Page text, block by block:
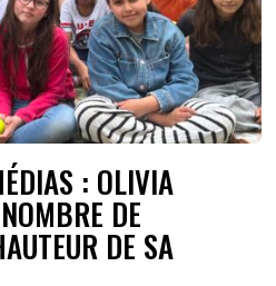
: OLIVIA
DE
DE SA